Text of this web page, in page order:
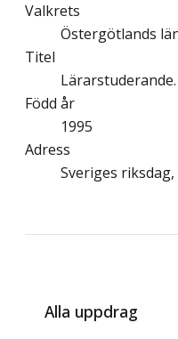
Valkrets
Östergötlands
Titel
Lärarstuderande.
Född år
1995
Adress
Sveriges
Alla uppdrag